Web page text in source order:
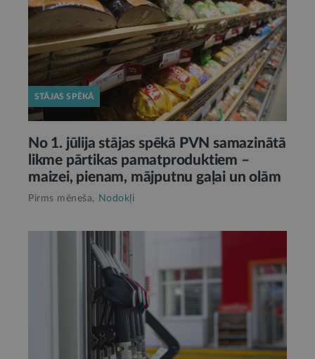
STĀJAS SPĒKĀ
No 1. jūlija stājas spēkā PVN samazinātā
likme pārtikas pamatproduktiem –
maizei, pienam, mājputnu gaļai un olām
Pirms mēneša, Nodokļi